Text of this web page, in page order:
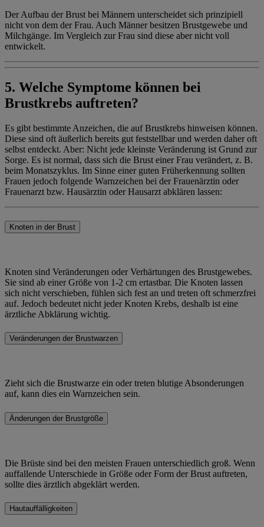
Der Aufbau der Brust bei Männern unterscheidet sich prinzipiell
nicht von dem der Frau. Auch Männer besitzen Brustgewebe und
Milchgänge. Im Vergleich zur Frau sind diese aber nicht voll
entwickelt.
5. Welche Symptome können bei
Brustkrebs auftreten?
Es gibt bestimmte Anzeichen, die auf Brustkrebs hinweisen können.
Diese sind oft äußerlich bereits gut feststellbar und werden daher oft
selbst entdeckt. Aber: Nicht jede kleinste Veränderung ist Grund zur
Sorge. Es ist normal, dass sich die Brust einer Frau verändert, z. B.
beim Monatszyklus. Im Sinne einer guten Früherkennung sollten
Frauen jedoch folgende Warnzeichen bei der Frauenärztin oder
Frauenarzt bzw. Hausärztin oder Hausarzt abklären lassen:
Knoten in der Brust
Knoten sind Veränderungen oder Verhärtungen des Brustgewebes.
Sie sind ab einer Größe von 1-2 cm ertastbar. Die Knoten lassen
sich nicht verschieben, fühlen sich fest an und treten oft schmerzfrei
auf. Jedoch bedeutet nicht jeder Knoten Krebs, deshalb ist eine
ärztliche Abklärung wichtig.
Veränderungen der Brustwarzen
Zieht sich die Brustwarze ein oder treten blutige Absonderungen
auf, kann dies ein Warnzeichen sein.
Änderungen der Brustgröße
Die Brüste sind bei den meisten Frauen unterschiedlich groß. Wenn
auffallende Unterschiede in Größe oder Form der Brust auftreten,
sollte dies ärztlich abgeklärt werden.
Hautauffälligkeiten